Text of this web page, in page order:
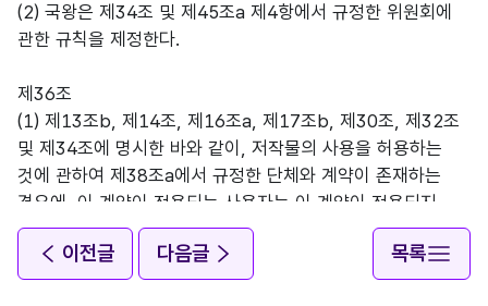
(2) 국왕은 제34조 및 제45조a 제4항에서 규정한 위원회에
관한 규칙을 제정한다.
제36조
(1) 제13조b, 제14조, 제16조a, 제17조b, 제30조, 제32조
및 제34조에 명시한 바와 같이, 저작물의 사용을 허용하는
것에 관하여 제38조a에서 규정한 단체와 계약이 존재하는
경우에, 이 계약이 적용되는 사용자는 이 계약이 적용되지
아니하는 권리자와의 관계에서 이 계약(확대된 집중이용허락)
이 적용되는 분야의 같은 저작물에 대하여 같은 방법으로
사용할 권리를 가진다. 이 규정은 계약 조건에 따른 사용에
이전글 다음글 목록